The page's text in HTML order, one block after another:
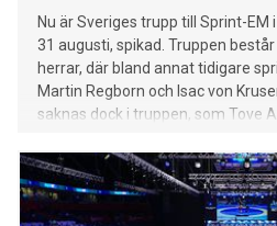
Nu är Sveriges trupp till Sprint-EM
31 augusti, spikad. Truppen
herrar, där bland annat tidigare
Martin Regborn och Isac von
saknas dock i truppen, som Tove
landslagsdräkten gör dock
lagom till mästerskapet. – Det är
Håkan Carlsson, förbundskapten